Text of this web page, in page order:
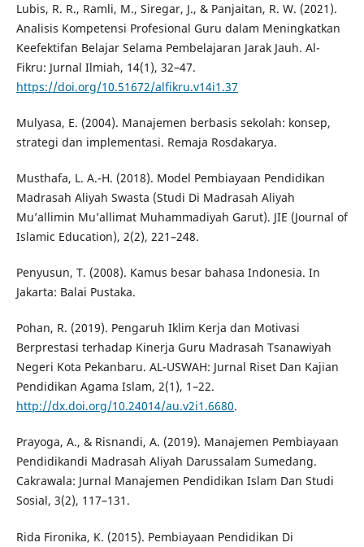
Lubis, R. R., Ramli, M., Siregar, J., & Panjaitan, R. W. (2021).
Analisis Kompetensi Profesional Guru dalam Meningkatkan
Keefektifan Belajar Selama Pembelajaran Jarak Jauh. Al-
Fikru: Jurnal Ilmiah, 14(1), 32–47.
https://doi.org/10.51672/alfikru.v14i1.37
Mulyasa, E. (2004). Manajemen berbasis sekolah: konsep,
strategi dan implementasi. Remaja Rosdakarya.
Musthafa, L. A.-H. (2018). Model Pembiayaan Pendidikan
Madrasah Aliyah Swasta (Studi Di Madrasah Aliyah
Mu’allimin Mu’allimat Muhammadiyah Garut). JIE (Journal of
Islamic Education), 2(2), 221–248.
Penyusun, T. (2008). Kamus besar bahasa Indonesia. In
Jakarta: Balai Pustaka.
Pohan, R. (2019). Pengaruh Iklim Kerja dan Motivasi
Berprestasi terhadap Kinerja Guru Madrasah Tsanawiyah
Negeri Kota Pekanbaru. AL-USWAH: Jurnal Riset Dan Kajian
Pendidikan Agama Islam, 2(1), 1–22.
http://dx.doi.org/10.24014/au.v2i1.6680.
Prayoga, A., & Risnandi, A. (2019). Manajemen Pembiayaan
Pendidikandi Madrasah Aliyah Darussalam Sumedang.
Cakrawala: Jurnal Manajemen Pendidikan Islam Dan Studi
Sosial, 3(2), 117–131.
Rida Fironika, K. (2015). Pembiayaan Pendidikan Di